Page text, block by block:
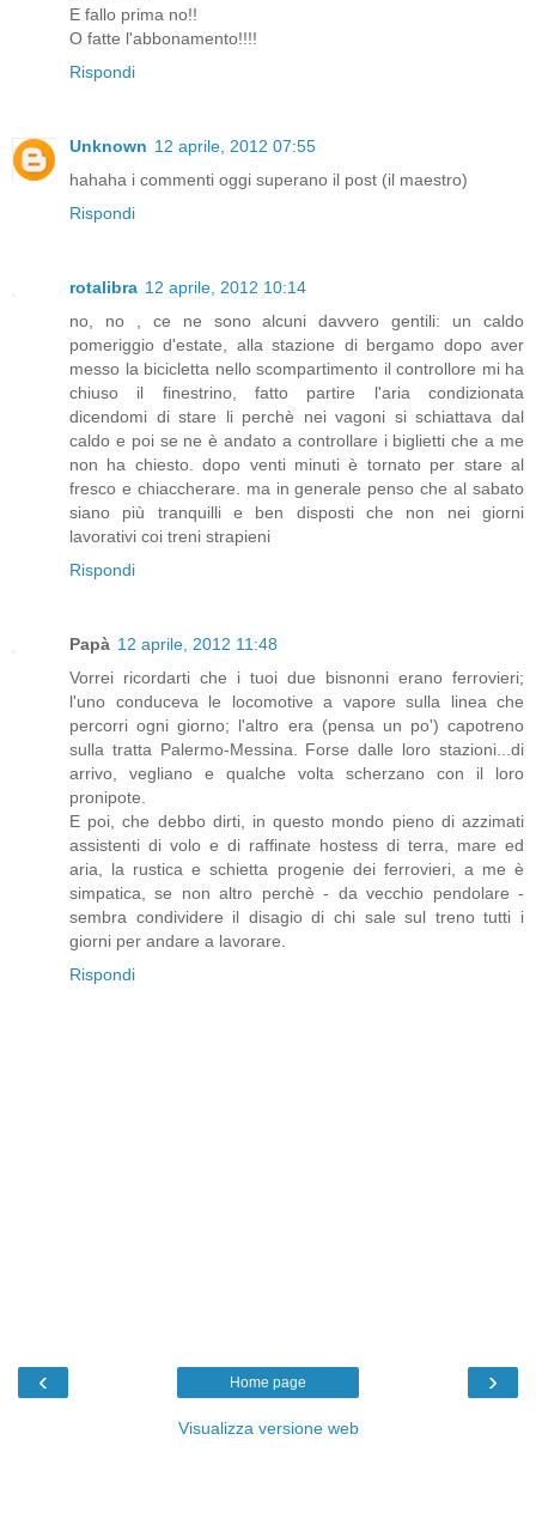
E fallo prima no!!
O fatte l'abbonamento!!!!
Rispondi
Unknown 12 aprile, 2012 07:55
hahaha i commenti oggi superano il post (il maestro)
Rispondi
rotalibra 12 aprile, 2012 10:14
no, no , ce ne sono alcuni davvero gentili: un caldo
pomeriggio d'estate, alla stazione di bergamo dopo aver
messo la bicicletta nello scompartimento il controllore mi ha
chiuso il finestrino, fatto partire l'aria condizionata
dicendomi di stare li perchè nei vagoni si schiattava dal
caldo e poi se ne è andato a controllare i biglietti che a me
non ha chiesto. dopo venti minuti è tornato per stare al
fresco e chiaccherare. ma in generale penso che al sabato
siano più tranquilli e ben disposti che non nei giorni
lavorativi coi treni strapieni
Rispondi
Papà 12 aprile, 2012 11:48
Vorrei ricordarti che i tuoi due bisnonni erano ferrovieri;
l'uno conduceva le locomotive a vapore sulla linea che
percorri ogni giorno; l'altro era (pensa un po') capotreno
sulla tratta Palermo-Messina. Forse dalle loro stazioni...di
arrivo, vegliano e qualche volta scherzano con il loro
pronipote.
E poi, che debbo dirti, in questo mondo pieno di azzimati
assistenti di volo e di raffinate hostess di terra, mare ed
aria, la rustica e schietta progenie dei ferrovieri, a me è
simpatica, se non altro perchè - da vecchio pendolare -
sembra condividere il disagio di chi sale sul treno tutti i
giorni per andare a lavorare.
Rispondi
‹ ›
Home page
Visualizza versione web